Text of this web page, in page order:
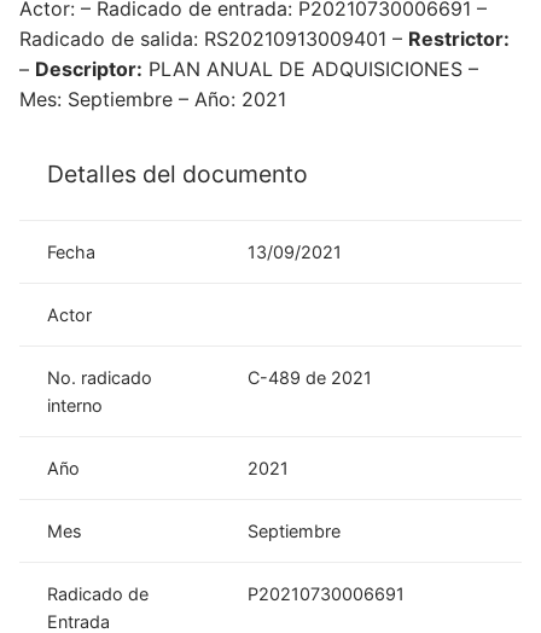
Actor: – Radicado de entrada: P20210730006691 –
Radicado de salida: RS20210913009401 – Restrictor:
– Descriptor: PLAN ANUAL DE ADQUISICIONES –
Mes: Septiembre – Año: 2021
Detalles del documento
Fecha 13/09/2021
Actor
No. radicado
interno
C-489 de 2021
Año 2021
Mes Septiembre
Radicado de
Entrada
P20210730006691